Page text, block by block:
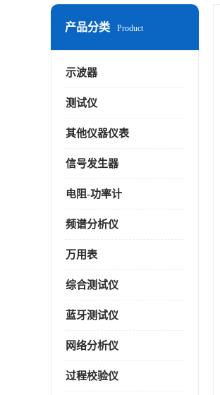
产品分类 Product
示波器
测试仪
其他仪器仪表
信号发生器
电阻-功率计
频谱分析仪
万用表
综合测试仪
蓝牙测试仪
网络分析仪
过程校验仪